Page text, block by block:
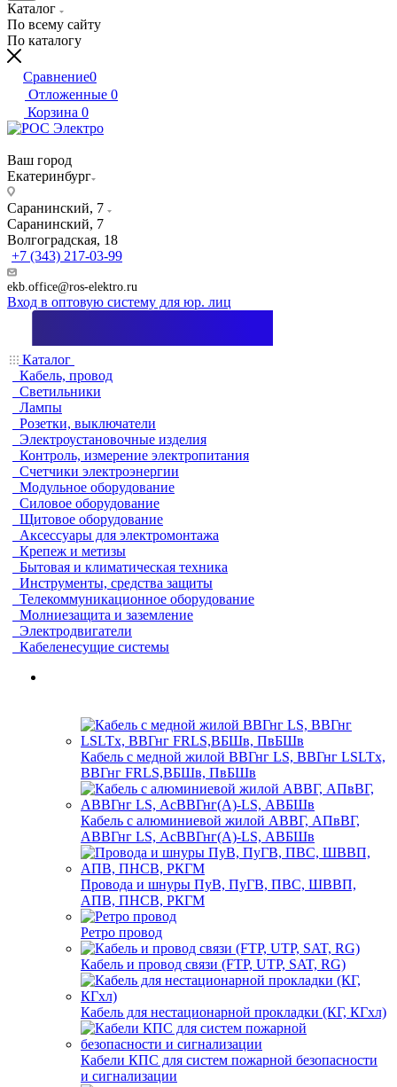
Каталог
По всему сайту
По каталогу
Сравнение0
Отложенные 0
Корзина 0
Ваш город
Екатеринбург
Саранинский, 7
Саранинский, 7
Волгоградская, 18
+7 (343) 217-03-99
ekb.office@ros-elektro.ru
Вход в оптовую систему для юр. лиц
Каталог
Кабель, провод
Светильники
Лампы
Розетки, выключатели
Электроустановочные изделия
Контроль, измерение электропитания
Счетчики электроэнергии
Модульное оборудование
Силовое оборудование
Щитовое оборудование
Аксессуары для электромонтажа
Крепеж и метизы
Бытовая и климатическая техника
Инструменты, средства защиты
Телекоммуникационное оборудование
Молниезащита и заземление
Электродвигатели
Кабеленесущие системы
Кабель с медной жилой ВВГнг LS, ВВГнг LSLTx,
ВВГнг FRLS,ВБШв, ПвБШв
Кабель с алюминиевой жилой АВВГ, АПвВГ,
АВВГнг LS, АсВВГнг(А)-LS, АВБШв
Провода и шнуры ПуВ, ПуГВ, ПВС, ШВВП,
АПВ, ПНСВ, РКГМ
Ретро провод
Кабель и провод связи (FTP, UTP, SAT, RG)
Кабель для нестационарной прокладки (КГ, КГхл)
Кабели КПС для систем пожарной безопасности
и сигнализации